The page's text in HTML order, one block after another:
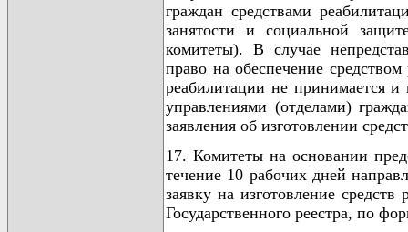
граждан средствами
занятости и социальной
комитеты). В случае
право на обеспечение средством
реабилитации не принимается
управлениями (отделами)
заявления об изготовлении
17. Комитеты на основании
течение 10 рабочих дней
заявку на изготовление
Государственного реестра, по